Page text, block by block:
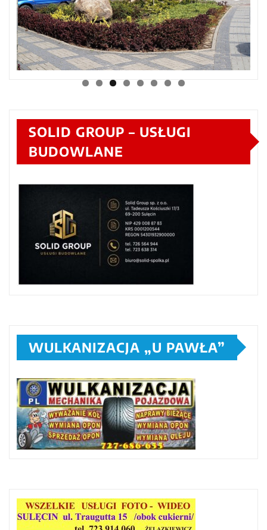
SOLID GROUP – USŁUGI
BUDOWLANE
WULKANIZACJA „U PAWŁA”